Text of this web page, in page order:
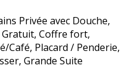
Privée avec Douche,
Coffre fort,
Café, Placard / Penderie,
Grande Suite